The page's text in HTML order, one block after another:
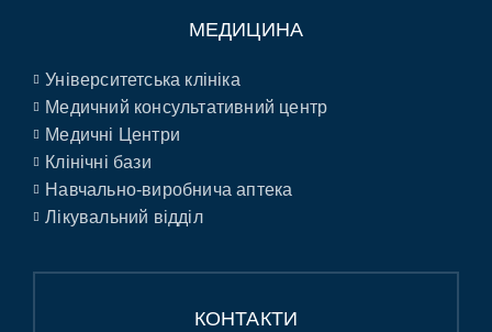
МЕДИЦИНА
Університетська клініка
Медичний консультативний центр
Медичні Центри
Клінічні бази
Навчально-виробнича аптека
Лікувальний відділ
КОНТАКТИ